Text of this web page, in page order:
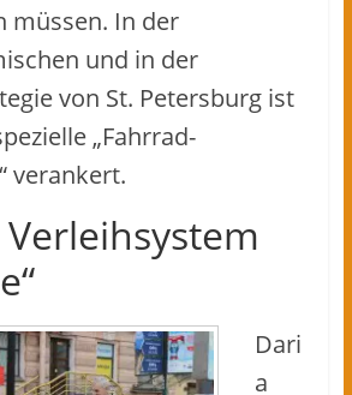
müssen. In der
und in der
von St. Petersburg ist
„Fahrrad-
verankert.
Dari
a